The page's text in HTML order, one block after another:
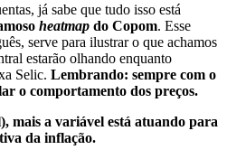
já sabe que tudo isso está
heatmap do Copom. Esse
serve para ilustrar o que achamos
estarão olhando enquanto
Selic. Lembrando: sempre com o
o comportamento dos preços.
mais a variável está atuando para
da inflação.